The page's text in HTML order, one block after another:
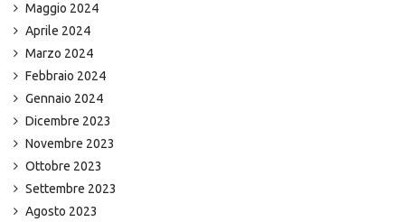
Maggio 2024
Aprile 2024
Marzo 2024
Febbraio 2024
Gennaio 2024
Dicembre 2023
Novembre 2023
Ottobre 2023
Settembre 2023
Agosto 2023